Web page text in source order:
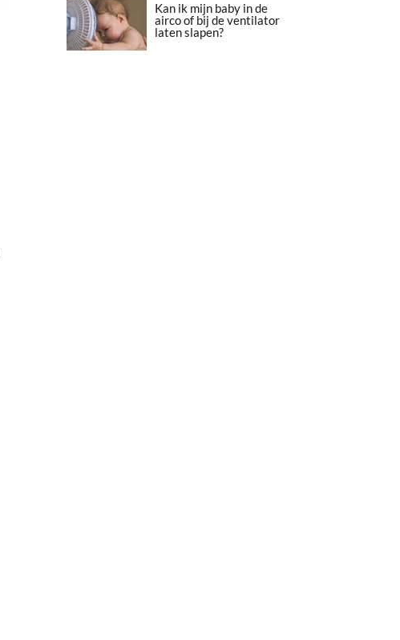
Kan ik mijn baby in de
airco of bij de ventilator
laten slapen?